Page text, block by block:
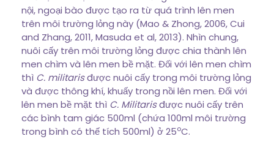
nội, ngoại bào được tạo ra từ quá trình lên men
trên môi trường lỏng này (Mao & Zhong, 2006, Cui
and Zhang, 2011, Masuda et al, 2013). Nhìn chung,
nuôi cấy trên môi trường lỏng được chia thành lên
men chìm và lên men bề mặt. Đối với lên men chìm
thì C. militarisđược nuôi cấy trong môi trường lỏng
và được thông khí, khuấy trong nồi lên men. Đối với
lên men bề mặt thì C. Militarisđược nuôi cấy trên
các bình tam giác 500ml (chứa 100ml môi trường
trong bình có thế tích 500ml) ở 25oC.